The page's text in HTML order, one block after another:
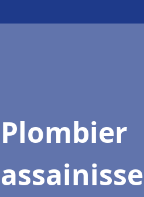
Plombier